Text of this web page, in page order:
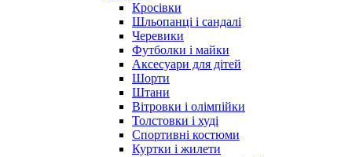
Кросівки
Шльопанці і сандалі
Черевики
Футболки і майки
Аксесуари для дітей
Шорти
Штани
Вітровки і олімпійки
Толстовки і худі
Спортивні костюми
Куртки і жилети